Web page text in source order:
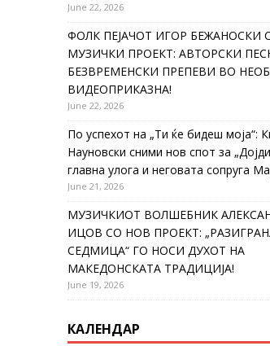
June 22, 2026
ФОЛК ПЕЈАЧОТ ИГОР БЕЖАНОСКИ
МУЗИЧКИ ПРОЕКТ: АВТОРСКИ
БЕЗВРЕМЕНСКИ ПРЕПЕВИ ВО
ВИДЕОПРИКАЗНА!
June 22, 2026
По успехот на „Ти ќе бидеш моја“:
Науновски сними нов спот за
главна улога и неговата сопруга
June 21, 2026
МУЗИЧКИОТ ВОЛШЕБНИК
ИЦОВ СО НОВ ПРОЕКТ:
СЕДМИЦА“ ГО НОСИ ДУХОТ НА
МАКЕДОНСКАТА ТРАДИЦИЈА!
June 19, 2026
КАЛЕНДАР